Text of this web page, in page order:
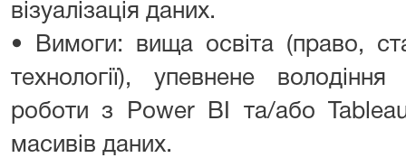
візуалізація даних.
• Вимоги: вища освіта (право,
технології), упевнене
роботи з Power BI та/або
масивів даних.